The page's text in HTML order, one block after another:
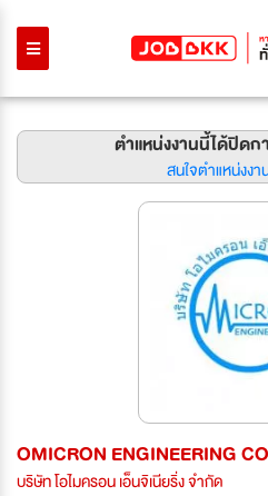
ตำแหน่งงานนี้ได้ปิด
สนใจตำแหน่งง
OMICRON ENGINEERING
บริษัท โอไมครอน เอ็นจิเนียริ่ง จำกัด